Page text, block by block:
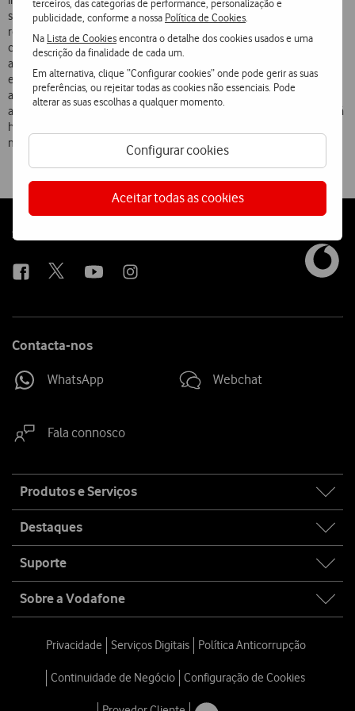
terceiros, das categorias de performance, personalização e
publicidade, conforme a nossa Política de Cookies
Na Lista de Cookiesencontra o detalhe dos cookies usados e uma
descrição da finalidade de cada um.
Em alternativa, clique “Configurar cookies” onde pode gerir as suas
preferências, ou rejeitar todas as cookies não essenciais. Pode
alterar as suas escolhas a qualquer momento.
Configurar cookies
Aceitar todas as cookies
serviço global realizado pela Vodafone. É uma prova de grande
reconhecimento para todos os Colaboradores da Vodafone que
contribuíram para colocar este serviço no mercado e que continuam
a assegurar que os nossos Clientes têm acesso ao que há de melhor
em serviços móveis. A Vodafone live! reflecte o compromisso
assumido pela Vodafone em afirmar a sua diferenciação no mercado
ao oferecer serviços fáceis de utilizar. O sucesso da Vodafone live! é já
hoje evidente, ao alcançar mais de 380.000 clientes em oito
mercados nos primeiros dois meses.
Follow
Social
Contacta-nos
WhatsApp Webchat
Fala connosco
map
Produtos e Serviços
Destaques
Suporte
Sobre a Vodafone
Privacidade Serviços Digitais Política Anticorrupção
Continuidade de Negócio Configuração de Cookies